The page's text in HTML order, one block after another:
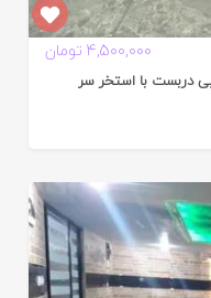
4,500,000 تومان
دربست با استخر سر